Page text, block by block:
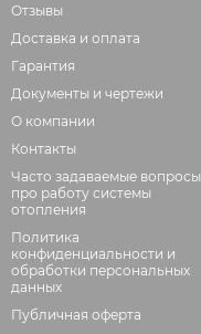
Отзывы
Доставка и оплата
Гарантия
Документы и чертежи
О компании
Контакты
Часто задаваемые вопросы
про работу системы
отопления
Политика
конфиденциальности и
обработки персональных
данных
Публичная оферта